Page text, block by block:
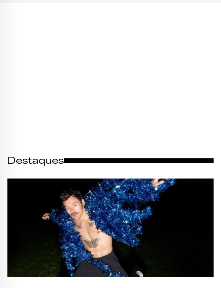
Destaques